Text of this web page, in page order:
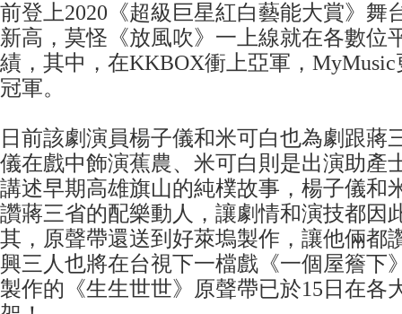
前登上2020《超級巨星紅白藝能大賞》舞
新高，莫怪《放風吹》一上線就在各數位
績，其中，在KKBOX衝上亞軍，
冠軍。
日前該劇演員楊子儀和米可白也為劇跟蔣
儀在戲中飾演蕉農、米可白則是出演助產
講述早期高雄旗山的純樸故事，楊子儀和
讚蔣三省的配樂動人，讓劇情和演技都因
其，原聲帶還送到好萊塢製作，讓他倆都
興三人也將在台視下一檔戲《一個屋簷下
製作的《生生世世》原聲帶已於15日在各